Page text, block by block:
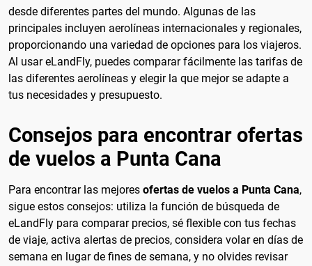
desde diferentes partes del mundo. Algunas de las
principales incluyen aerolíneas internacionales y regionales,
proporcionando una variedad de opciones para los viajeros.
Al usar eLandFly, puedes comparar fácilmente las tarifas de
las diferentes aerolíneas y elegir la que mejor se adapte a
tus necesidades y presupuesto.
Consejos para encontrar ofertas
de vuelos a Punta Cana
Para encontrar las mejores ofertas de vuelos a Punta Cana,
sigue estos consejos: utiliza la función de búsqueda de
eLandFly para comparar precios, sé flexible con tus fechas
de viaje, activa alertas de precios, considera volar en días de
semana en lugar de fines de semana, y no olvides revisar